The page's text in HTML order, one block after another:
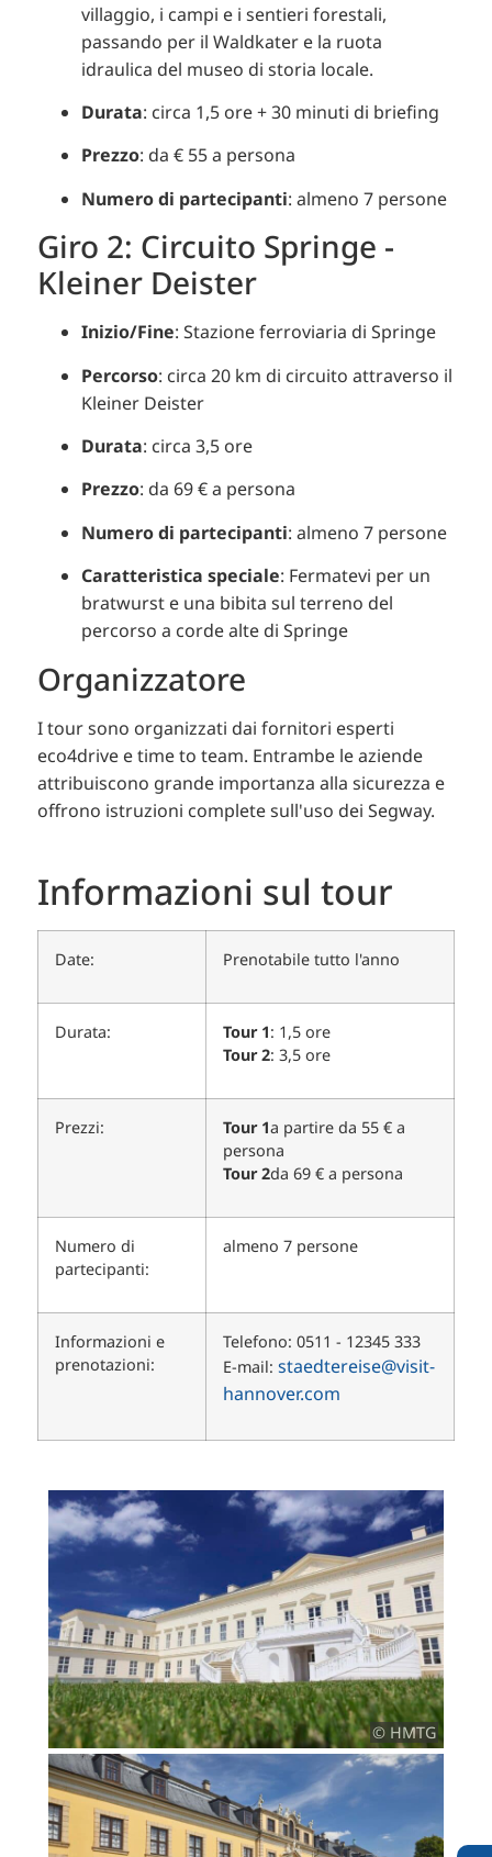
villaggio, i campi e i sentieri forestali,
passando per il Waldkater e la ruota
idraulica del museo di storia locale.
Durata: circa 1,5 ore + 30 minuti di briefing
Prezzo: da € 55 a persona
Numero di partecipanti: almeno 7 persone
Giro 2: Circuito Springe -
Kleiner Deister
Inizio/Fine: Stazione ferroviaria di Springe
Percorso: circa 20 km di circuito attraverso il
Kleiner Deister
Durata: circa 3,5 ore
Prezzo: da 69 € a persona
Numero di partecipanti: almeno 7 persone
Caratteristica speciale: Fermatevi per un
bratwurst e una bibita sul terreno del
percorso a corde alte di Springe
Organizzatore
I tour sono organizzati dai fornitori esperti
eco4drive e time to team. Entrambe le aziende
attribuiscono grande importanza alla sicurezza e
offrono istruzioni complete sull'uso dei Segway.
Informazioni sul tour
Date: Prenotabile tutto l'anno
Durata: Tour 1: 1,5 ore
Tour 2: 3,5 ore
Prezzi: Tour 1a partire da 55 € a
persona
Tour 2da 69 € a persona
Numero di
partecipanti:
almeno 7 persone
Informazioni e
prenotazioni:
Telefono: 0511 - 12345 333
E-mail: staedtereise@visit-
hannover.com
© HMTG